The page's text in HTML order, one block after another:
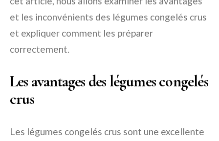
et les inconvénients des légumes congelés crus
et expliquer comment les préparer
correctement.
Les avantages des légumes congelés
crus
Les légumes congelés crus sont une excellente